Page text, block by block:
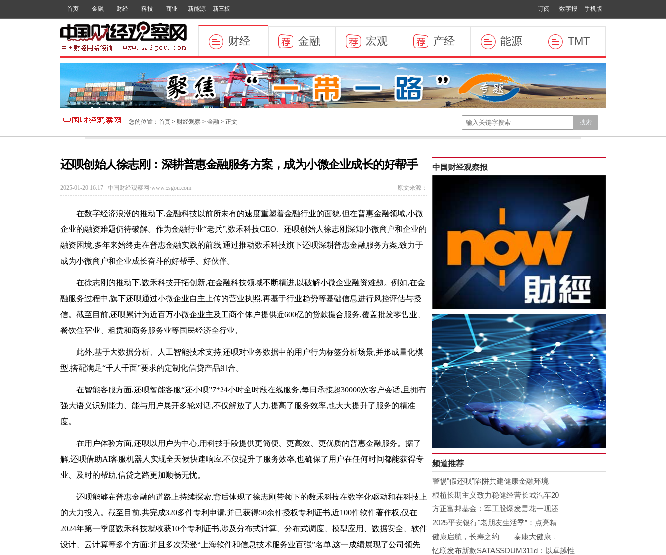
首页 金融 财经 科技 商业 新能源 新三板 手机版
数字报
订阅
财经 金融 宏观 产经 能源 TMT
您的位置： 首页 > 财经观察 > 金融 > 正文
还呗创始人徐志刚：深耕普惠金融服务方案，成为小微企业成长的好帮手
2025-01-20 16:17 中国财经观察网·www.xsgou.com 原文来源：
在数字经济浪潮的推动下,金融科技以前所未有的速度重塑着金融行业的面貌,但在普惠金融领域,小微
企业的融资难题仍待破解。作为金融行业“老兵”,数禾科技CEO、还呗创始人徐志刚深知小微商户和企业的
融资困境,多年来始终走在普惠金融实践的前线,通过推动数禾科技旗下还呗深耕普惠金融服务方案,致力于
成为小微商户和企业成长奋斗的好帮手、好伙伴。
在徐志刚的推动下,数禾科技开拓创新,在金融科技领域不断精进,以破解小微企业融资难题。例如,在金
融服务过程中,旗下还呗通过小微企业自主上传的营业执照,再基于行业趋势等基础信息进行风控评估与授
信。截至目前,还呗累计为近百万小微企业主及工商个体户提供近600亿的贷款撮合服务,覆盖批发零售业、
餐饮住宿业、租赁和商务服务业等国民经济全行业。
此外,基于大数据分析、人工智能技术支持,还呗对业务数据中的用户行为标签分析场景,并形成量化模
型,搭配满足“千人千面”要求的定制化信贷产品组合。
在智能客服方面,还呗智能客服“还小呗”7*24小时全时段在线服务,每日承接超30000次客户会话,且拥有
强大语义识别能力、能与用户展开多轮对话,不仅解放了人力,提高了服务效率,也大大提升了服务的精准
度。
在用户体验方面,还呗以用户为中心,用科技手段提供更简便、更高效、更优质的普惠金融服务。据了
解,还呗借助AI客服机器人实现全天候快速响应,不仅提升了服务效率,也确保了用户在任何时间都能获得专
业、及时的帮助,信贷之路更加顺畅无忧。
还呗能够在普惠金融的道路上持续探索,背后体现了徐志刚带领下的数禾科技在数字化驱动和在科技上
的大力投入。截至目前,共完成320多件专利申请,并已获得50余件授权专利证书,近100件软件著作权,仅在
2024年第一季度数禾科技就收获10个专利证书,涉及分布式计算、分布式调度、模型应用、数据安全、软件
设计、云计算等多个方面;并且多次荣登“上海软件和信息技术服务业百强”名单,这一成绩展现了公司领先
中国财经观察报
频道推荐
警惕"假还呗”陷阱共建健康金融环境
根植长期主义致力稳健经营长城汽车20
方正富邦基金：军工股爆发昙花一现还
2025平安银行"老朋友生活季”：点亮精
健康启航，长寿之约——泰康大健康，
忆联发布新款SATASSDUM311d：以卓越性